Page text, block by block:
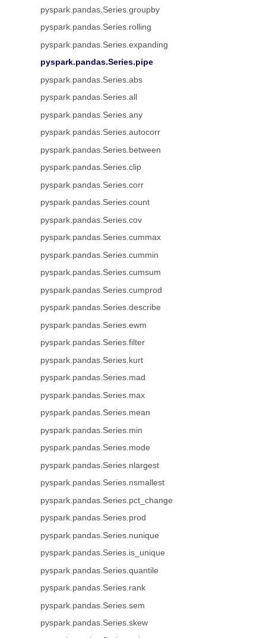
pyspark.pandas.Series.groupby
pyspark.pandas.Series.rolling
pyspark.pandas.Series.expanding
pyspark.pandas.Series.pipe
pyspark.pandas.Series.abs
pyspark.pandas.Series.all
pyspark.pandas.Series.any
pyspark.pandas.Series.autocorr
pyspark.pandas.Series.between
pyspark.pandas.Series.clip
pyspark.pandas.Series.corr
pyspark.pandas.Series.count
pyspark.pandas.Series.cov
pyspark.pandas.Series.cummax
pyspark.pandas.Series.cummin
pyspark.pandas.Series.cumsum
pyspark.pandas.Series.cumprod
pyspark.pandas.Series.describe
pyspark.pandas.Series.ewm
pyspark.pandas.Series.filter
pyspark.pandas.Series.kurt
pyspark.pandas.Series.mad
pyspark.pandas.Series.max
pyspark.pandas.Series.mean
pyspark.pandas.Series.min
pyspark.pandas.Series.mode
pyspark.pandas.Series.nlargest
pyspark.pandas.Series.nsmallest
pyspark.pandas.Series.pct_change
pyspark.pandas.Series.prod
pyspark.pandas.Series.nunique
pyspark.pandas.Series.is_unique
pyspark.pandas.Series.quantile
pyspark.pandas.Series.rank
pyspark.pandas.Series.sem
pyspark.pandas.Series.skew